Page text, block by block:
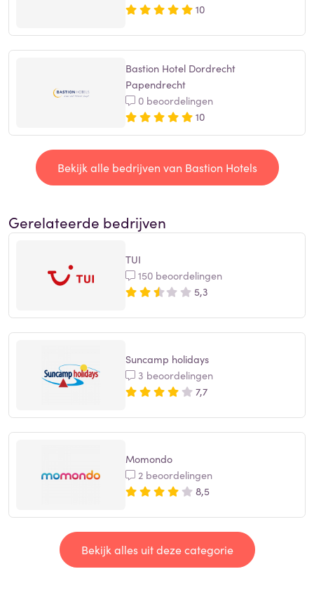
10
Bastion Hotel Dordrecht
Papendrecht
0 beoordelingen
10
Bekijk alle bedrijven van Bastion Hotels
Gerelateerde bedrijven
TUI
150 beoordelingen
5,3
Suncamp holidays
3 beoordelingen
7,7
Momondo
2 beoordelingen
8,5
Bekijk alles uit deze categorie